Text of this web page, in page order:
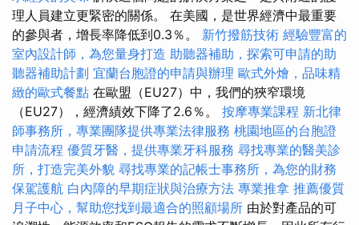
理人員建立更緊密的關係。 在美國，是世界經濟中最重要
的參與者，增長率降低到0.3％。 新竹撥筋技術 經驗豐富的
室內設計師，為您量身打造 助聽器補助，探索可申請的助
聽器補助計劃 宜蘭台胞證的申請與辦理 歐式外燴，品味精
緻的歐式餐點 在歐盟（EU27）中，我們的狹窄環境
（EU27），經濟績效下降了2.6％。 按摩專業課程 新北律
師事務所，專業團隊提供專業法律服務 桃園地區的台胞證
申請流程 優質牙醫，提供專業牙科服務 尋找專業的醫美診
所，打造完美外貌 尋找專業的記帳士事務所，為您的財務
保駕護航 白內障的早期症狀與治療方法 專業推拿 推薦優質
月子中心，幫助您找到最適合的照顧場所 由於對產品的可